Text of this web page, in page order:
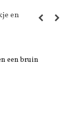
en
een bruin